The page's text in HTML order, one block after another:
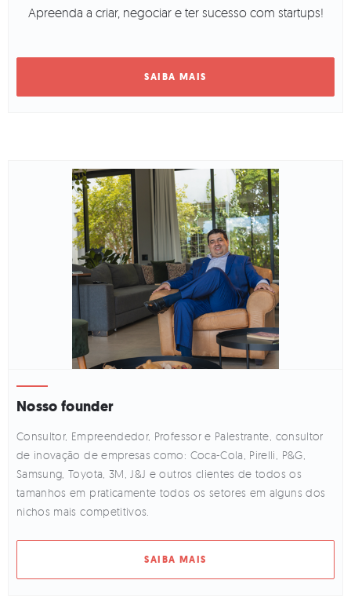
Apreenda a criar, negociar e ter sucesso com startups!
Nosso founder
Consultor, Empreendedor, Professor e Palestrante, consultor
de inovação de empresas como: Coca-Cola, Pirelli, P&G,
Samsung, Toyota, 3M, J&J e outros clientes de todos os
tamanhos em praticamente todos os setores em alguns dos
nichos mais competitivos.
SAIBA MAIS